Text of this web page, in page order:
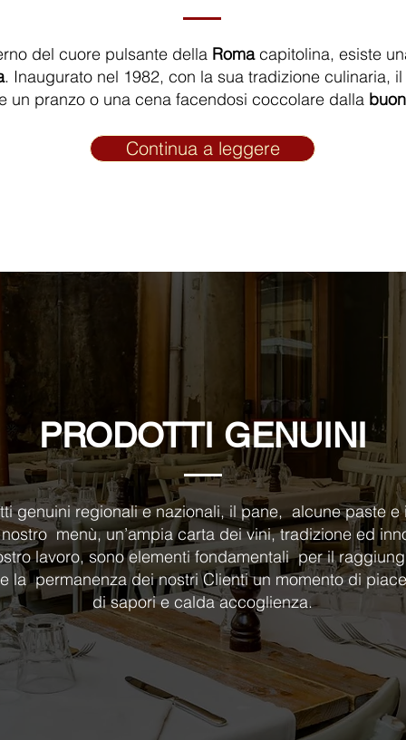
del cuore pulsante della Romacapitolina, esiste
. Inaugurato nel 1982, con la sua tradizione culinaria,
un pranzo o una cena facendosi coccolare dalla
Continua a leggere
PRODOTTI GENUINI
genuini regionali e nazionali, il pane, alcune paste
menù, un’ampia carta dei vini, tradizione ed
lavoro, sono elementi fondamentali per il
la permanenza dei nostri Clienti un momento di
di sapori e calda accoglienza.